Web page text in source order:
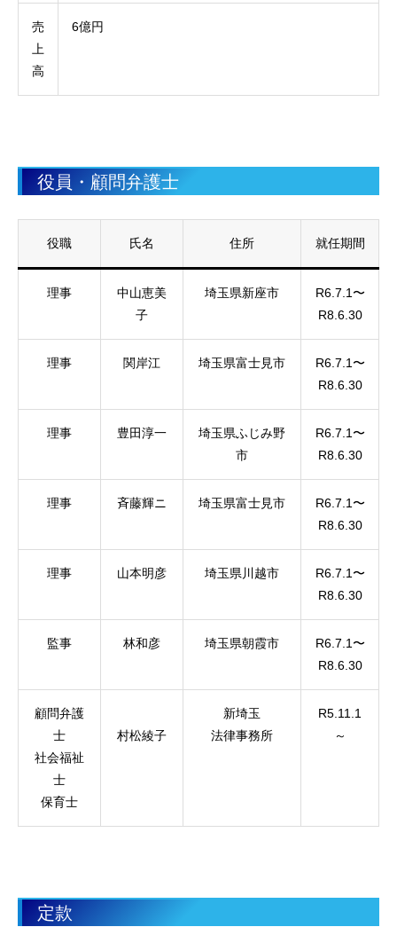
売
上
高
6億円
役員・顧問弁護士
役職 氏名 住所 就任期間
理事
中山恵美
子
埼玉県新座市
R6.7.1〜
R8.6.30
理事 関岸江 埼玉県富士見市
R6.7.1〜
R8.6.30
理事 豊田淳一
埼玉県ふじみ野
市
R6.7.1〜
R8.6.30
理事 斉藤輝ニ 埼玉県富士見市
R6.7.1〜
R8.6.30
理事 山本明彦 埼玉県川越市
R6.7.1〜
R8.6.30
監事 林和彦 埼玉県朝霞市
R6.7.1〜
R8.6.30
顧問弁護
士
社会福祉
士
保育士
村松綾子
新埼玉
法律事務所
R5.11.1
～
定款